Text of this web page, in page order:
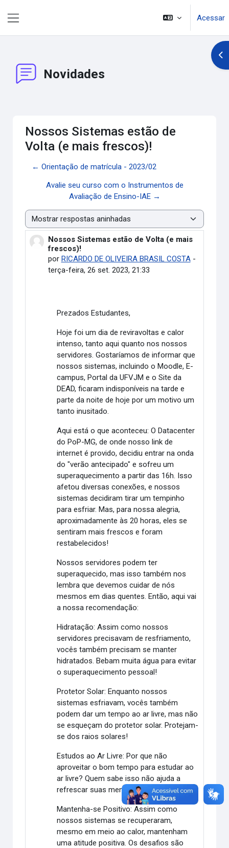
Acessar
Novidades
Nossos Sistemas estão de
Volta (e mais frescos)!
← Orientação de matrícula - 2023/02
Avalie seu curso com o Instrumentos de
Avaliação de Ensino-IAE →
Modo de visualização
Nossos Sistemas estão de Volta (e mais
frescos)!
por RICARDO DE OLIVEIRA BRASIL COSTA-
terça-feira, 26 set. 2023, 21:33
Número de respostas: 0
Prezados Estudantes,
Hoje foi um dia de reviravoltas e calor
intenso, tanto aqui quanto nos nossos
servidores. Gostaríamos de informar que
nossos sistemas, incluindo o Moodle, E-
campus, Portal da UFVJM e o Site da
DEAD, ficaram indisponíveis na tarde e
parte da noite de hoje por um motivo um
tanto inusitado.
Aqui está o que aconteceu: O Datacenter
do PoP-MG, de onde nosso link de
internet é provido, decidiu entrar na onda
do "verão antecipado" e sofreu um
superaquecimento a partir das 16h. Isso
afetou diversas conexões, e nossos
sistemas decidiram tirar um tempinho
para esfriar. Mas, para nossa alegria,
aproximadamente às 20 horas, eles se
sentiram mais frescos e foram
restabelecidos!
Nossos servidores podem ter
superaquecido, mas isso também nos
lembra que devemos cuidar de nós
mesmos em dias quentes. Então, aqui vai
a nossa recomendação:
Hidratação: Assim como nossos
servidores precisavam de resfriamento,
vocês também precisam se manter
hidratados. Bebam muita água para evitar
o superaquecimento pessoal!
Protetor Solar: Enquanto nossos
sistemas esfriavam, vocês também
podem dar um tempo ao ar livre, mas não
se esqueçam do protetor solar. Protejam-
se dos raios solares!
Estudos ao Ar Livre: Por que não
aproveitar o bom tempo para estudar ao
ar livre? Quem sabe isso não ajuda a
refrescar suas mentes?
Mantenha-se Positivo: Assim como
nossos sistemas se recuperaram,
mesmo em meio ao calor, mantenham
uma atitude positiva. Os desafios são